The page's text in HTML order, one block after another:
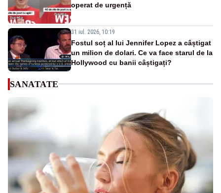
operat de urgență
31 iul. 2026, 10:19
Fostul soț al lui Jennifer Lopez a câștigat
un milion de dolari. Ce va face starul de la
Hollywood cu banii câștigați?
SANATATE